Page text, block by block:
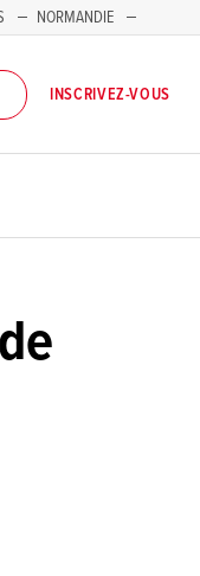
NORMANDIE
INSCRIVEZ-VOUS